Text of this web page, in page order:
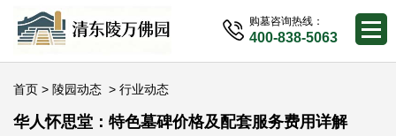
购墓咨询热线：
400-838-5063
首页 > 陵园动态 > 行业动态
华人怀思堂：特色墓碑价格及配套服务费用详解